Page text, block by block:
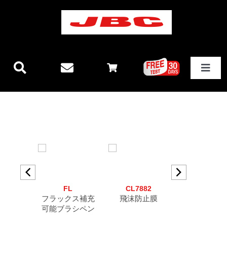
Toggle
JBCテクノロジー
ステーション
その他製品
FL
フラックス補充
可能ブラシペン
CL7882
飛沫防止膜